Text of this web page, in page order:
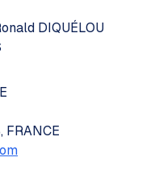
DIQUÉLOU
FRANCE